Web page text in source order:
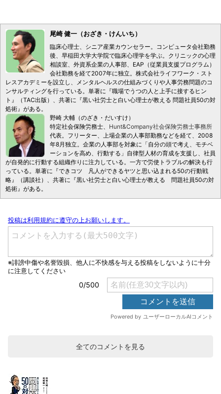
尾崎 健一（おざき・けんいち）
臨床心理士、シニア産業カウンセラー。コンピュータ会社勤務
後、早稲田大学大学院で臨床心理学を学ぶ。クリニックの心理
相談室、外資系企業の人事部、EAP（従業員支援プログラム）
会社勤務を経て2007年に独立。株式会社ライフワーク・スト
レスアカデミーを設立し、メンタルヘルスの仕組みづくりや人事労務問題のコ
ンサルティングを行っている。単著に『職場でうつの人と上手に接するヒン
ト』（TAC出版）、共著に『黒い社労士と白い心理士が教える 問題社員50の対
処術』がある。
野崎 大輔（のざき・だいすけ）
特定社会保険労務士、 Hunt&Company社会保険労務士事務所
代表。フリーター、上場企業の人事部勤務などを経て、2008
年8月独立。企業の人事部を対象に「自分の頭で考え、モチベ
ーションを高め、行動する」自律型人材の育成を支援し、社員
が自発的に行動する組織作りに注力している。一方で労使トラブルの解決も行
っている。単著に『できコツ 凡人ができるヤツと思い込まれる50の行動戦
略』（講談社）、共著に『黒い社労士と白い心理士が教える 問題社員50の対
処術』がある。
全てのコメントを見る